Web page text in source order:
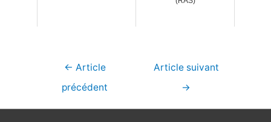
Navigation
← Article
précédent
Article suivant
→